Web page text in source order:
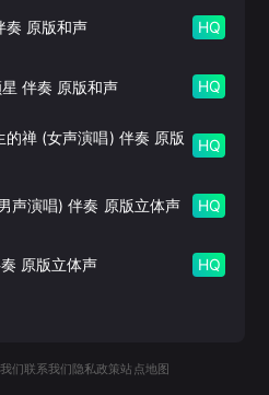
奏 原版和声 HQ
伴奏 原版和声 HQ
禅 (女声演唱) 伴奏 原版
HQ
声演唱) 伴奏 原版立体声 HQ
原版立体声 HQ
们联系我们 隐私政策站点地图